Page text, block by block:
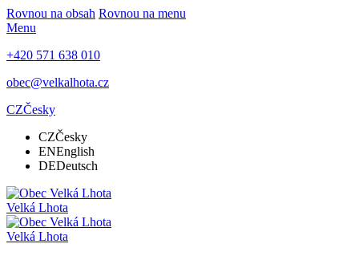
Rovnou na obsah Rovnou na menu
Menu
+420 571 638 010
obec@velkalhota.cz
CZČesky
CZČesky
ENEnglish
DEDeutsch
Velká Lhota
Velká Lhota